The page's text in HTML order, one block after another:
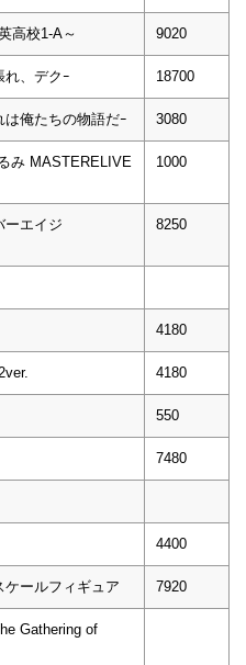
高校1-A～ 9020
れ、デクｰ 18700
俺たちの物語だｰ 3080
み MASTERELIVE
1000
ーエイジ
8250
4180
4180
550
7480
4400
ールフィギュア 7920
Gathering of